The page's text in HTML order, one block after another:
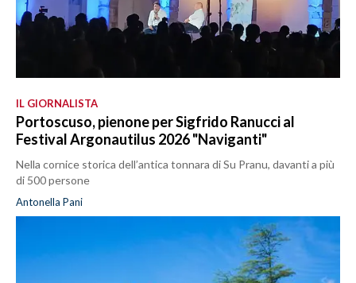
IL GIORNALISTA
Portoscuso, pienone per Sigfrido Ranucci al
Festival Argonautilus 2026 "Naviganti"
Nella cornice storica dell’antica tonnara di Su Pranu, davanti a più
di 500 persone
Antonella Pani